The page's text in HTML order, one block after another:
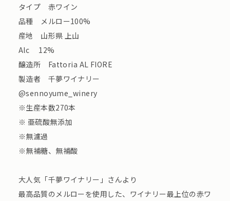
タイプ 赤ワイン
品種 メルロー100%
産地 山形県 上山
Alc 12%
醸造所 Fattoria AL FIORE
製造者 千夢ワイナリー
@sennoyume_winery
※生産本数270本
※ 亜硫酸無添加
※無濾過
※無補糖、無補酸
大人気「千夢ワイナリー」さんより
最高品質のメルローを使用した、ワイナリー最上位の赤ワ